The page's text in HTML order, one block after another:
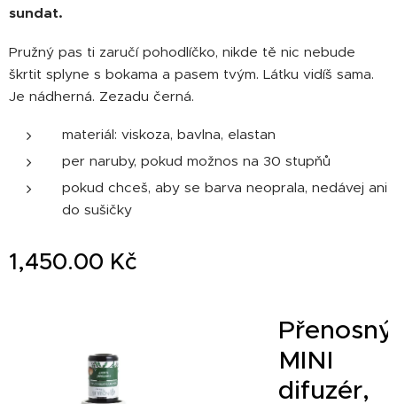
sundat.
Pružný pas ti zaručí pohodlíčko, nikde tě nic nebude
škrtit splyne s bokama a pasem tvým. Látku vidíš sama.
Je nádherná. Zezadu černá.
materiál: viskoza, bavlna, elastan
per naruby, pokud možnos na 30 stupňů
pokud chceš, aby se barva neoprala, nedávej ani
do sušičky
1,450.00 Kč
Přenosný
MINI
difuzér,